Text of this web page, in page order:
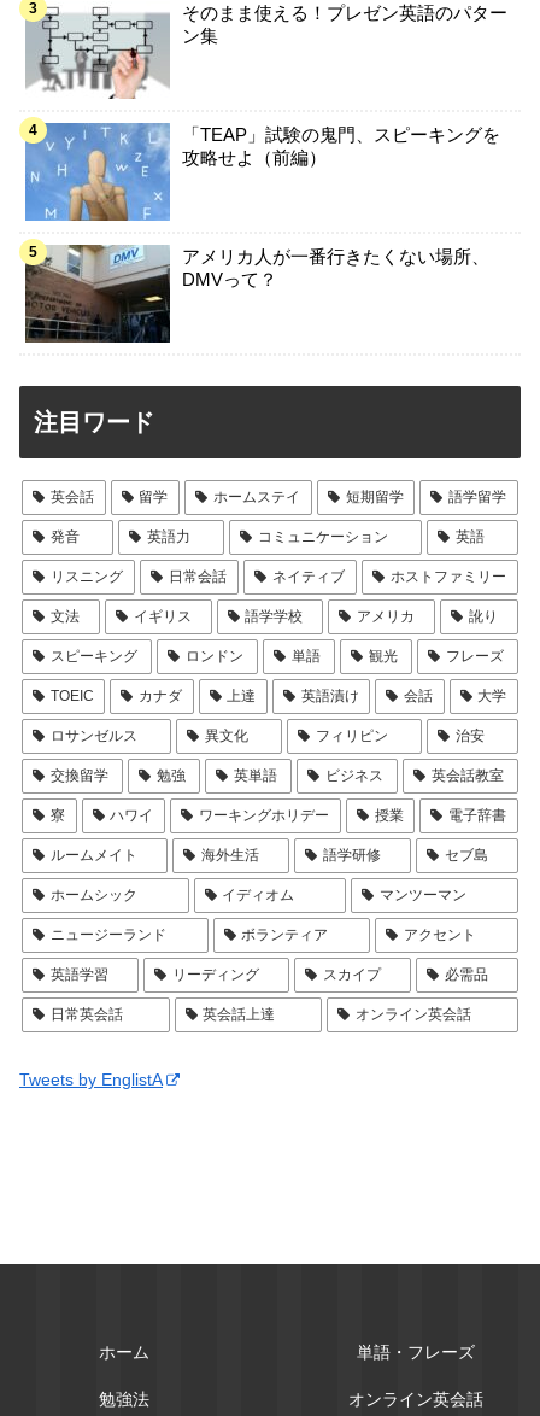
そのまま使える！プレゼン英語のパター
ン集
「TEAP」試験の鬼門、スピーキングを
攻略せよ（前編）
アメリカ人が一番行きたくない場所、
DMVって？
注目ワード
英会話 留学 ホームステイ 短期留学 語学留学
発音 英語力 コミュニケーション 英語
リスニング 日常会話 ネイティブ ホストファミリー
文法 イギリス 語学学校 アメリカ 訛り
スピーキング ロンドン 単語 観光 フレーズ
TOEIC カナダ 上達 英語漬け 会話 大学
ロサンゼルス 異文化 フィリピン 治安
交換留学 勉強 英単語 ビジネス 英会話教室
寮 ハワイ ワーキングホリデー 授業 電子辞書
ルームメイト 海外生活 語学研修 セブ島
ホームシック イディオム マンツーマン
ニュージーランド ボランティア アクセント
英語学習 リーディング スカイプ 必需品
日常英会話 英会話上達 オンライン英会話
Tweets by EnglistA
ホーム 単語・フレーズ
勉強法 オンライン英会話